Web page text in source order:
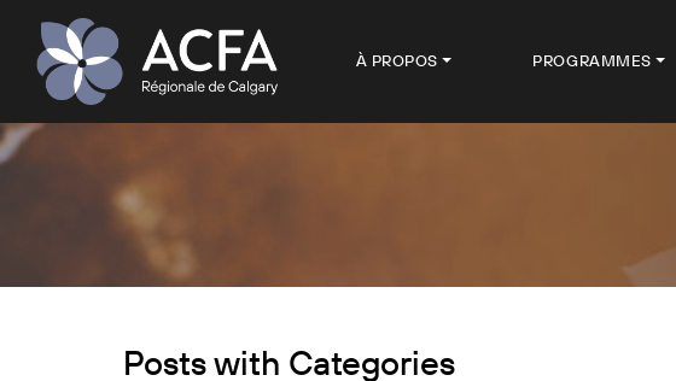
À PROPOS PROGRAMMES
Posts with Categories